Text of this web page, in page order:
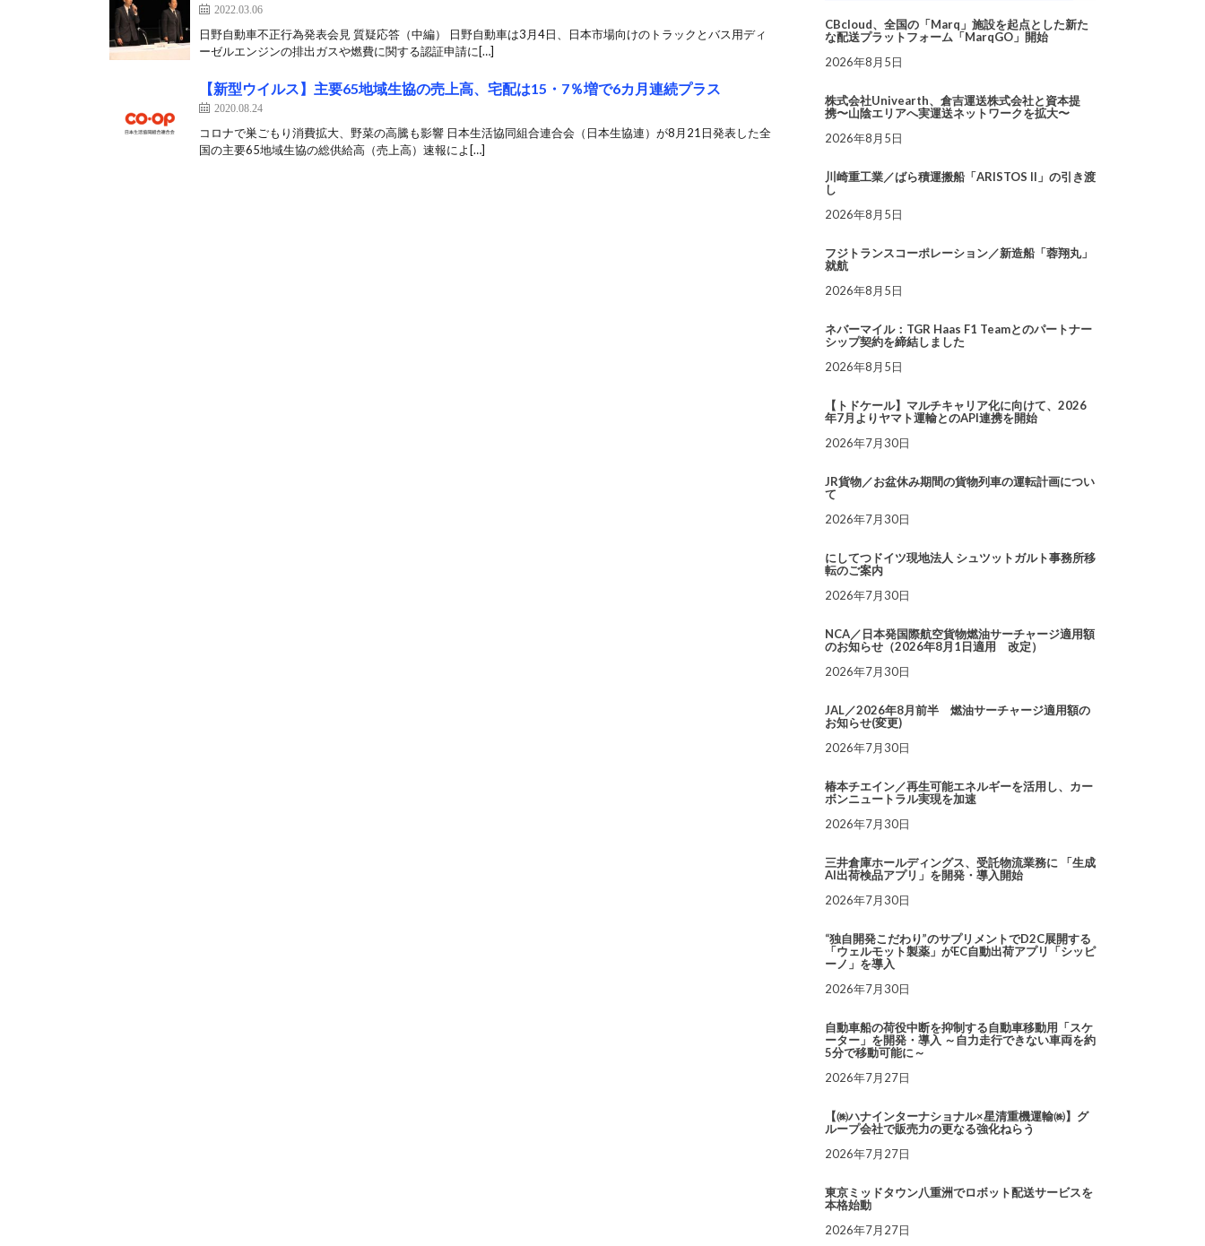
2022.03.06
日野自動車不正行為発表会見 質疑応答（中編） 日野自動車は3月4日、日本市場向けのトラックとバス用ディ
ーゼルエンジンの排出ガスや燃費に関する認証申請に[…]
【新型ウイルス】主要65地域生協の売上高、宅配は15・7％増で6カ月連続プラス
2020.08.24
コロナで巣ごもり消費拡大、野菜の高騰も影響 日本生活協同組合連合会（日本生協連）が8月21日発表した全
国の主要65地域生協の総供給高（売上高）速報によ[…]
CBcloud、全国の「Marq」施設を起点とした新た
な配送プラットフォーム「MarqGO」開始
2026年8月5日
株式会社Univearth、倉吉運送株式会社と資本提
携〜山陰エリアへ実運送ネットワークを拡大〜
2026年8月5日
川崎重工業／ばら積運搬船「ARISTOS II」の引き渡
し
2026年8月5日
フジトランスコーポレーション／新造船「蓉翔丸」
就航
2026年8月5日
ネバーマイル：TGR Haas F1 Teamとのパートナー
シップ契約を締結しました
2026年8月5日
【トドケール】マルチキャリア化に向けて、2026
年7月よりヤマト運輸とのAPI連携を開始
2026年7月30日
JR貨物／お盆休み期間の貨物列車の運転計画につい
て
2026年7月30日
にしてつドイツ現地法人 シュツットガルト事務所移
転のご案内
2026年7月30日
NCA／日本発国際航空貨物燃油サーチャージ適用額
のお知らせ（2026年8月1日適用 改定）
2026年7月30日
JAL／2026年8月前半 燃油サーチャージ適用額の
お知らせ(変更)
2026年7月30日
椿本チエイン／再生可能エネルギーを活用し、カー
ボンニュートラル実現を加速
2026年7月30日
三井倉庫ホールディングス、受託物流業務に 「生成
AI出荷検品アプリ」を開発・導入開始
2026年7月30日
“独自開発こだわり”のサプリメントでD2C展開する
「ウェルモット製薬」がEC自動出荷アプリ「シッピ
ーノ」を導入
2026年7月30日
自動車船の荷役中断を抑制する自動車移動用「スケ
ーター」を開発・導入 ～自力走行できない車両を約
5分で移動可能に～
2026年7月27日
【㈱ハナインターナショナル×星清重機運輸㈱】グ
ループ会社で販売力の更なる強化ねらう
2026年7月27日
東京ミッドタウン八重洲でロボット配送サービスを
本格始動
2026年7月27日